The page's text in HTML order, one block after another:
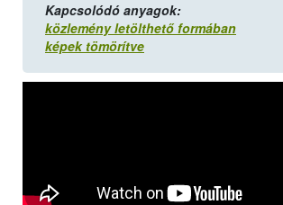
Kapcsolódó anyagok:
közlemény letölthető formában
képek tömörítve